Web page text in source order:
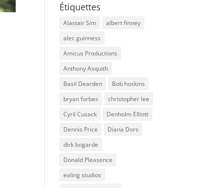
Étiquettes
Alastair Sim
albert finney
alec guinness
Amicus Productions
Anthony Asquith
Basil Dearden
Bob hoskins
bryan forbes
christopher lee
Cyril Cusack
Denholm Elliott
Dennis Price
Diana Dors
dirk bogarde
Donald Pleasence
ealing studios